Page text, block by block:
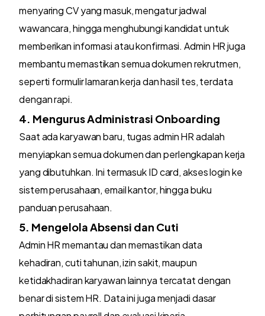
menyaring CV yang masuk, mengatur jadwal
wawancara, hingga menghubungi kandidat untuk
memberikan informasi atau konfirmasi. Admin HR juga
membantu memastikan semua dokumen rekrutmen,
seperti formulir lamaran kerja dan hasil tes, terdata
dengan rapi.
4. Mengurus Administrasi Onboarding
Saat ada karyawan baru, tugas admin HR adalah
menyiapkan semua dokumen dan perlengkapan kerja
yang dibutuhkan. Ini termasuk ID card, akses login ke
sistem perusahaan, email kantor, hingga buku
panduan perusahaan.
5. Mengelola Absensi dan Cuti
Admin HR memantau dan memastikan data
kehadiran, cuti tahunan, izin sakit, maupun
ketidakhadiran karyawan lainnya tercatat dengan
benar di sistem HR. Data ini juga menjadi dasar